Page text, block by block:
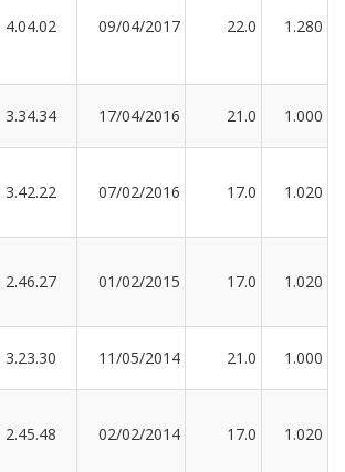
4.04.02 09/04/2017 22.0 1.280
3.34.34 17/04/2016 21.0 1.000
3.42.22 07/02/2016 17.0 1.020
2.46.27 01/02/2015 17.0 1.020
3.23.30 11/05/2014 21.0 1.000
2.45.48 02/02/2014 17.0 1.020